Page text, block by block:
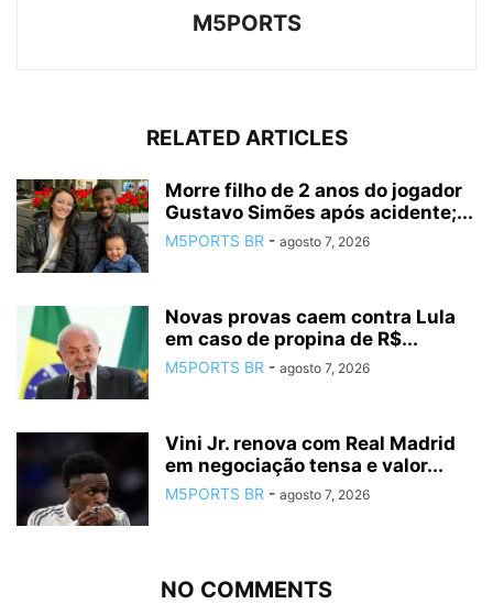
M5PORTS
RELATED ARTICLES
Morre filho de 2 anos do jogador
Gustavo Simões após acidente;...
M5PORTS BR - agosto 7, 2026
Novas provas caem contra Lula
em caso de propina de R$...
M5PORTS BR - agosto 7, 2026
Vini Jr. renova com Real Madrid
em negociação tensa e valor...
M5PORTS BR - agosto 7, 2026
NO COMMENTS